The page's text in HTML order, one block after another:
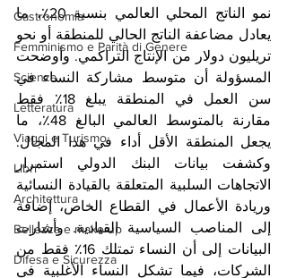
Gastronomia
Femminismo e Parità di Genere
Scienza
Letteratura
Viaggi e Turismo
Libri
Architettura
Bellezza e make up
Difesa e Sicurezza
نمو الناتج المحلي العالمي بنسبة 20٪، ما
تريليون دولار من الإنتاج التراكمي. وأوضحت
المسؤولة أن متوسط مشاركة النساء في
يجعل المنطقة الأقل أداء في هذا المجال.
وكشفت بيانات البنك الدولي استمرار
وريادة الأعمال في القطاع الخاص، إضافة
إلى المناصب السياسية القيادية. وأشارت